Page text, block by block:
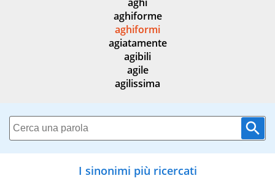
aghiforme
aghiformi
agiatamente
agibili
agile
agilissima
I sinonimi più ricercati